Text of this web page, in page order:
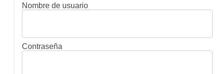
Nombre de usuario
Contraseña